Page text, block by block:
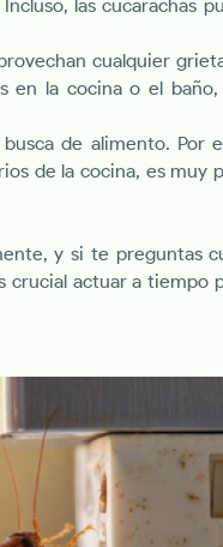
las cucarachas
cualquier
en la cocina o el
de alimento. Por
de la cocina, es muy
y si te preguntas
crucial actuar a tiempo